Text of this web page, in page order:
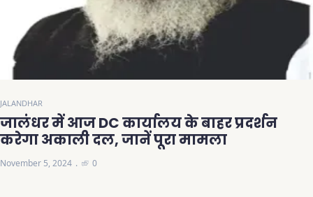
JALANDHAR
जालंधर में आज DC कार्यालय के बाहर प्रदर्शन
करेगा अकाली दल, जानें पूरा मामला
November 5, 2024 0